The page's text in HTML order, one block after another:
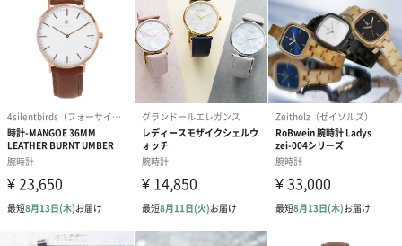
パッケージ外
装サイズ
幅28.5cm×奥行6cm×高さ3cm
パッケージ全
体重量
製造国
素材
ケース素材：SS(YGPVD)
バンド素材：レザー
ガラス素材：ミネラルガラス
仕様
ムーブメント：自動巻
防水：日常生活防水